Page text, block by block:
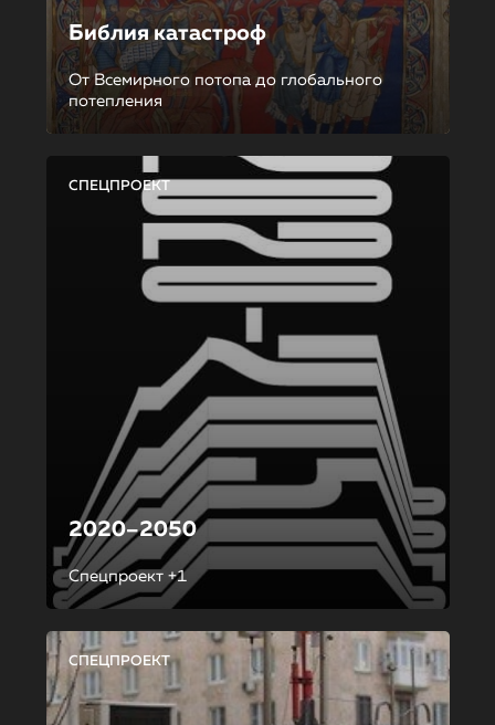
Библия катастроф
От Всемирного потопа до глобального
потепления
СПЕЦПРОЕКТ
2020–2050
Спецпроект +1
СПЕЦПРОЕКТ